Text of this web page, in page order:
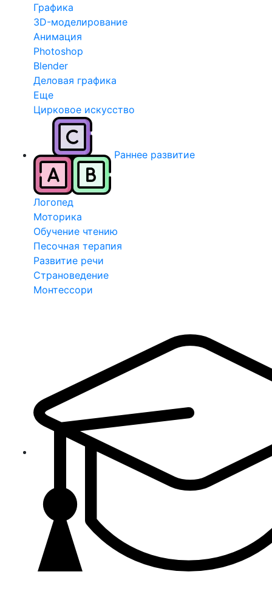
Графика
3D-моделирование
Анимация
Photoshop
Blender
Деловая графика
Еще
Цирковое искусство
Раннее развитие
Логопед
Моторика
Обучение чтению
Песочная терапия
Развитие речи
Страноведение
Монтессори